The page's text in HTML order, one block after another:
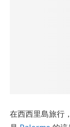
在西西里島旅行